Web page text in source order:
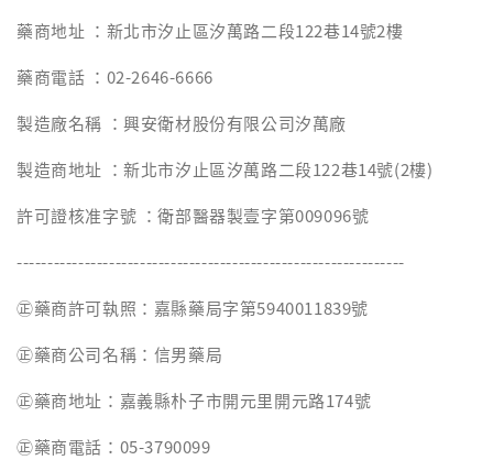
藥商地址 ：新北市汐止區汐萬路二段122巷14號2樓
藥商電話 ：02-2646-6666
製造廠名稱 ：興安衛材股份有限公司汐萬廠
製造商地址 ：新北市汐止區汐萬路二段122巷14號(2樓)
許可證核准字號 ：衛部醫器製壹字第009096號
---------------------------------------------------------------
㊣藥商許可執照：嘉縣藥局字第5940011839號
㊣藥商公司名稱：信男藥局
㊣藥商地址：嘉義縣朴子市開元里開元路174號
㊣藥商電話：05-3790099